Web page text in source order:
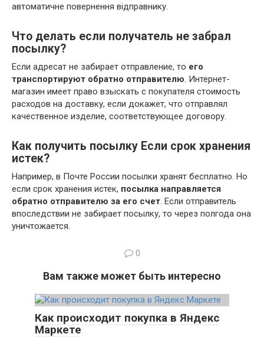
автоматичне повернення відправнику.
Что делать если получатель не забрал
посылку?
Если адресат не забирает отправление, то его
транспортируют обратно отправителю. Интернет-
магазин имеет право взыскать с покупателя стоимость
расходов на доставку, если докажет, что отправлял
качественное изделие, соответствующее договору.
Как получить посылку Если срок хранения
истек?
Например, в Почте России посылки хранят бесплатно. Но
если срок хранения истек, посылка направляется
обратно отправителю за его счет. Если отправитель
впоследствии не забирает посылку, то через полгода она
уничтожается.
0
Вам также может быть интересно
Как происходит покупка в Яндекс
Маркете